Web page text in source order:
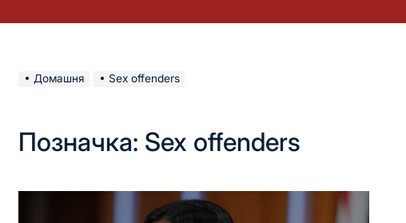
Домашня Sex offenders
Позначка: Sex offenders